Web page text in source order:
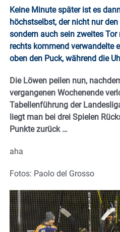
Keine Minute später ist es
höchstselbst, der nicht nur
sondern auch sein zweites
rechts kommend verwandelte
oben den Puck, während die
Die Löwen peilen nun,
vergangenen Wochenende
Tabellenführung der
liegt man bei drei Spielen
Punkte zurück …
aha
Fotos: Paolo del Grosso